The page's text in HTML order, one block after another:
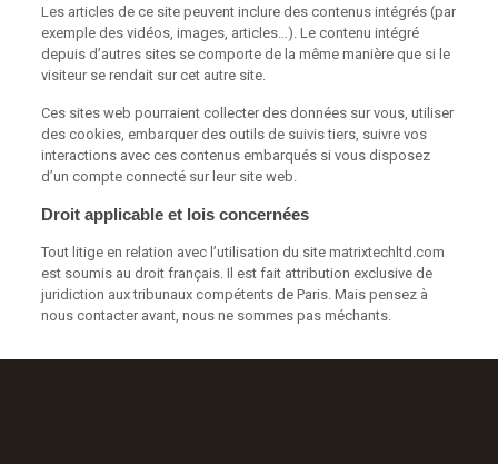
Les articles de ce site peuvent inclure des contenus intégrés (par
exemple des vidéos, images, articles…). Le contenu intégré
depuis d’autres sites se comporte de la même manière que si le
visiteur se rendait sur cet autre site.
Ces sites web pourraient collecter des données sur vous, utiliser
des cookies, embarquer des outils de suivis tiers, suivre vos
interactions avec ces contenus embarqués si vous disposez
d’un compte connecté sur leur site web.
Droit applicable et lois concernées
Tout litige en relation avec l’utilisation du site matrixtechltd.com
est soumis au droit français. Il est fait attribution exclusive de
juridiction aux tribunaux compétents de Paris. Mais pensez à
nous contacter avant, nous ne sommes pas méchants.